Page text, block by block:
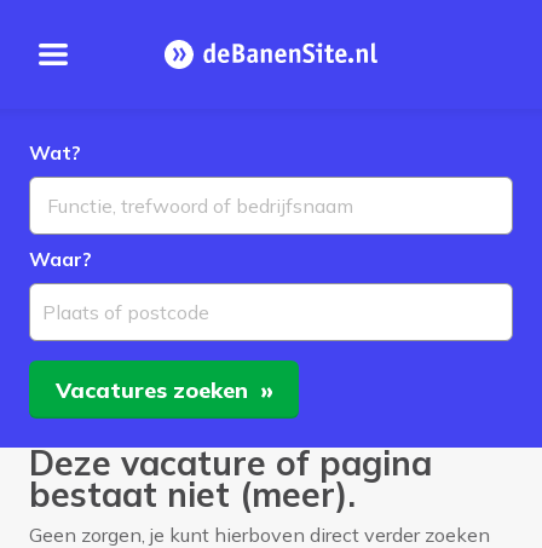
Open menu Homepage
Wat?
Waar?
Plaats of postcode
Vacatures zoeken
Deze vacature of pagina
bestaat niet (meer).
Geen zorgen, je kunt hierboven direct verder zoeken